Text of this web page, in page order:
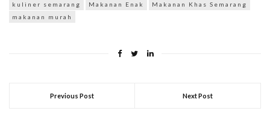
kuliner semarang Makanan Enak
Makanan Khas Semarang
makanan murah
Previous Post Next Post